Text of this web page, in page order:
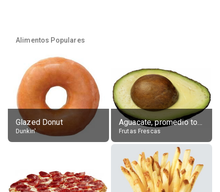
Alimentos Populares
Glazed Donut
Dunkin'
Aguacate, promedio todos variedades, crudo
Frutas Frescas